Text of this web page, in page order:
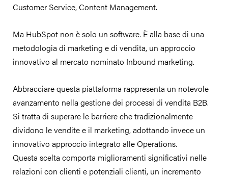
Customer Service, Content Management.
Ma HubSpot non è solo un software. È alla base di una
metodologia di marketing e di vendita, un approccio
innovativo al mercato nominato Inbound marketing.
Abbracciare questa piattaforma rappresenta un notevole
avanzamento nella gestione dei processi di vendita B2B.
Si tratta di superare le barriere che tradizionalmente
dividono le vendite e il marketing, adottando invece un
innovativo approccio integrato alle Operations.
Questa scelta comporta miglioramenti significativi nelle
relazioni con clienti e potenziali clienti, un incremento